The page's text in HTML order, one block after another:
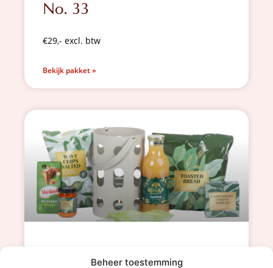
Beheer toestemming
No. 33
€29,- excl. btw
Bekijk pakket »